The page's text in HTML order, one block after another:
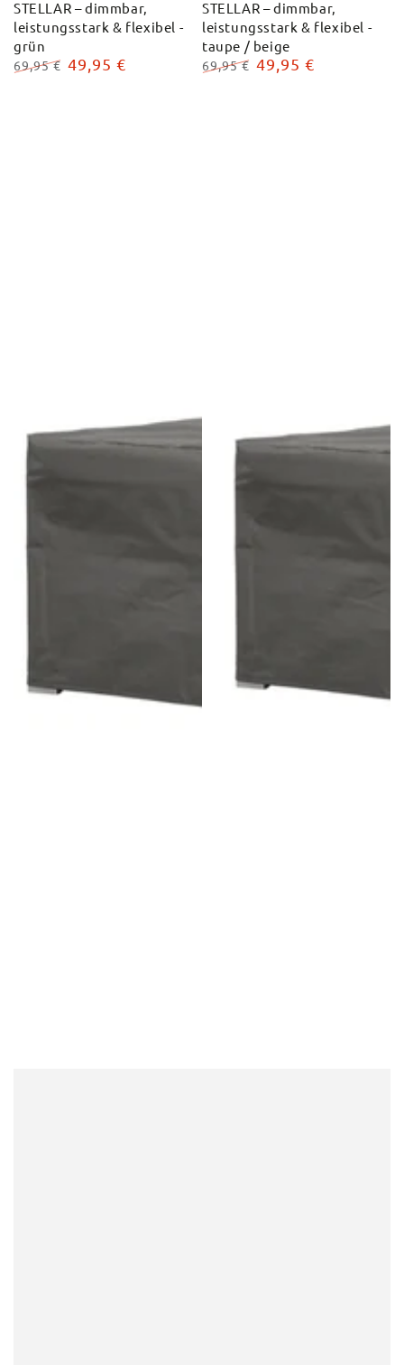
STELLAR – dimmbar,
leistungsstark & flexibel -
grün
69,95 € 49,95 €
STELLAR – dimmbar,
leistungsstark & flexibel -
taupe / beige
69,95 € 49,95 €